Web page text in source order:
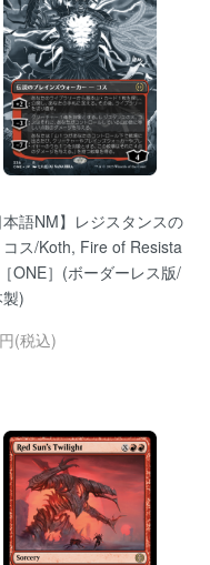
本語NM】レジスタンスの
コス/Koth, Fire of Resista
ONE］(ボーダーレス版/
)
(税込)